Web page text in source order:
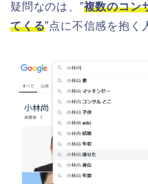
疑問なのは、”複数のコン
てくる”点に不信感を抱く